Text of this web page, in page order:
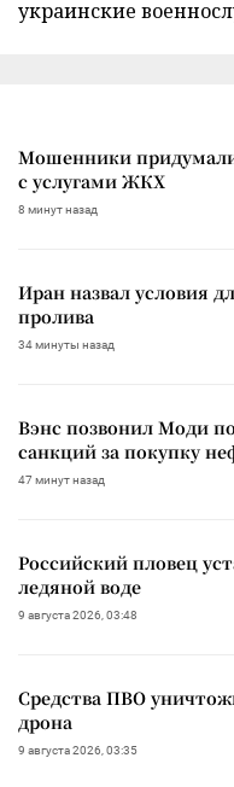
украинские
Мошенники
с услугами ЖКХ
8 минут назад
Иран назвал условия
пролива
34 минуты назад
Вэнс позвонил Моди
санкций за покупку
47 минут назад
Российский пловец
ледяной воде
9 августа 2026, 03:48
Средства ПВО
дрона
9 августа 2026, 03:35